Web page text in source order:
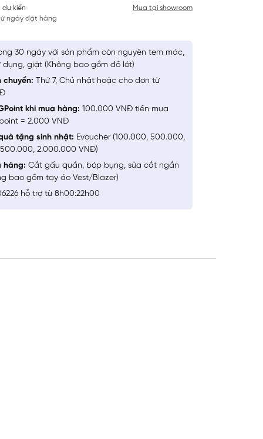
dự kiến
ngày đặt hàng
Mua tại showroom
30 ngày với sản phẩm còn nguyên tem mác,
dụng, giặt (Không bao gồm đồ lót)
chuyển: Thứ 7, Chủ nhật hoặc cho đơn từ
khi mua hàng: 100.000 VNĐ tiền mua
= 2.000 VNĐ
tặng sinh nhật: Evoucher (100.000, 500.000,
2.000.000 VNĐ)
hàng: Cắt gấu quần, bóp bụng, sửa cắt ngắn
bao gồm tay áo Vest/Blazer)
hỗ trợ từ 8h00:22h00